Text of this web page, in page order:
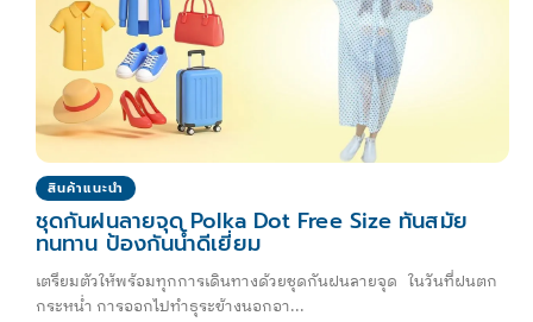
สินค้าแนะนำ
ชุดกันฝนลายจุด Polka Dot Free Size ทันสมัย
ทนทาน ป้องกันน้ำดีเยี่ยม
เตรียมตัวให้พร้อมทุกการเดินทางด้วยชุดกันฝนลายจุด ในวันที่ฝนตก
กระหน่ำ การออกไปทำธุระข้างนอกอา...